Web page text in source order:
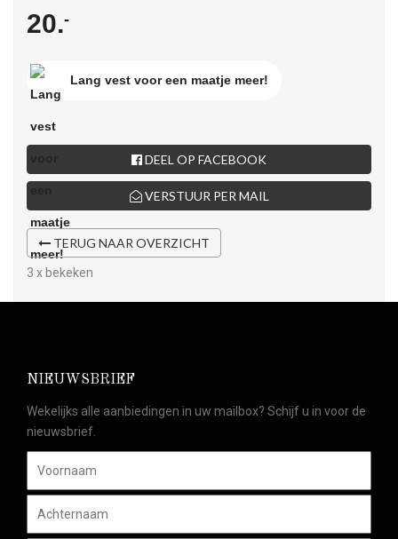
20.-
Lang vest voor een maatje meer!
DEEL OP FACEBOOK
VERSTUUR PER MAIL
TERUG NAAR OVERZICHT
3 x bekeken
NIEUWSBRIEF
Wekelijks alle aanbiedingen in uw mailbox? Schijf u in voor de
nieuwsbrief.